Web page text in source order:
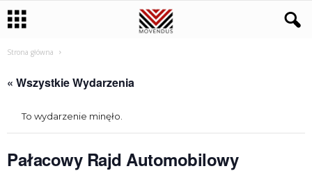
Strona główna
« Wszystkie Wydarzenia
To wydarzenie minęło.
Pałacowy Rajd Automobilowy